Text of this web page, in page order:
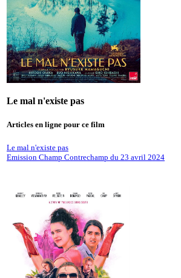
Le mal n'existe pas
Articles en ligne pour ce film
Le mal n'existe pas
Emission Champ Contrechamp du 23 avril 2024